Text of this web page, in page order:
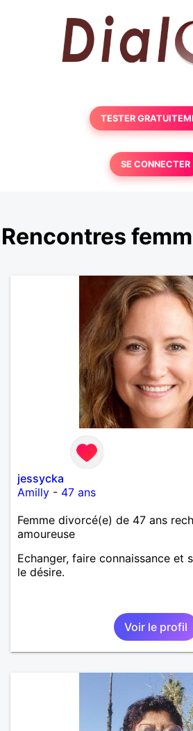
TESTER
SE CONNECTER
Rencontres
jessycka
Amilly - 47 ans
Femme divorcé(e) de 47 ans
amoureuse
Echanger, faire connaissance et
le désire.
Voir le profil